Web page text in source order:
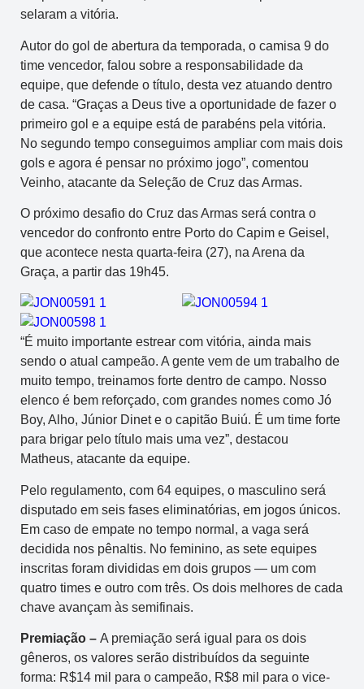
selaram a vitória.
Autor do gol de abertura da temporada, o camisa 9 do
time vencedor, falou sobre a responsabilidade da
equipe, que defende o título, desta vez atuando dentro
de casa. “Graças a Deus tive a oportunidade de fazer o
primeiro gol e a equipe está de parabéns pela vitória.
No segundo tempo conseguimos ampliar com mais dois
gols e agora é pensar no próximo jogo”, comentou
Veinho, atacante da Seleção de Cruz das Armas.
O próximo desafio do Cruz das Armas será contra o
vencedor do confronto entre Porto do Capim e Geisel,
que acontece nesta quarta-feira (27), na Arena da
Graça, a partir das 19h45.
“É muito importante estrear com vitória, ainda mais
sendo o atual campeão. A gente vem de um trabalho de
muito tempo, treinamos forte dentro de campo. Nosso
elenco é bem reforçado, com grandes nomes como Jó
Boy, Alho, Júnior Dinet e o capitão Buiú. É um time forte
para brigar pelo título mais uma vez”, destacou
Matheus, atacante da equipe.
Pelo regulamento, com 64 equipes, o masculino será
disputado em seis fases eliminatórias, em jogos únicos.
Em caso de empate no tempo normal, a vaga será
decidida nos pênaltis. No feminino, as sete equipes
inscritas foram divididas em dois grupos — um com
quatro times e outro com três. Os dois melhores de cada
chave avançam às semifinais.
Premiação – A premiação será igual para os dois
gêneros, os valores serão distribuídos da seguinte
forma: R$14 mil para o campeão, R$8 mil para o vice-